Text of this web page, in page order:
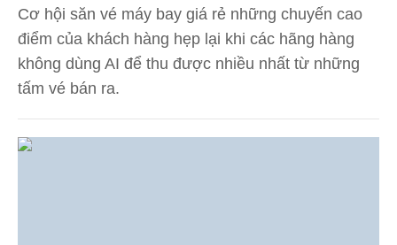
Cơ hội săn vé máy bay giá rẻ những chuyến cao
điểm của khách hàng hẹp lại khi các hãng hàng
không dùng AI để thu được nhiều nhất từ những
tấm vé bán ra.